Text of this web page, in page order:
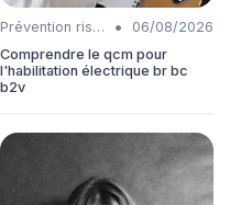
Prévention risques •
06/08/2026
Comprendre le qcm pour
l'habilitation électrique br bc
b2v